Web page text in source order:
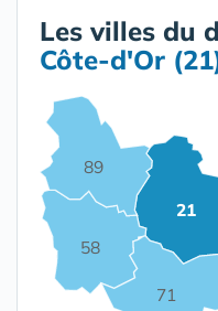
Les villes du
Côte-d'Or
21
58
71
89